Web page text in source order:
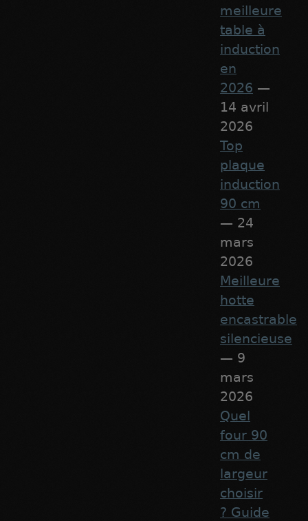
meilleure
table à
induction
en
2026 —
14 avril
2026
Top
plaque
induction
90 cm
— 24
mars
2026
Meilleure
hotte
encastrable
silencieuse
— 9
mars
2026
Quel
four 90
cm de
largeur
choisir
? Guide